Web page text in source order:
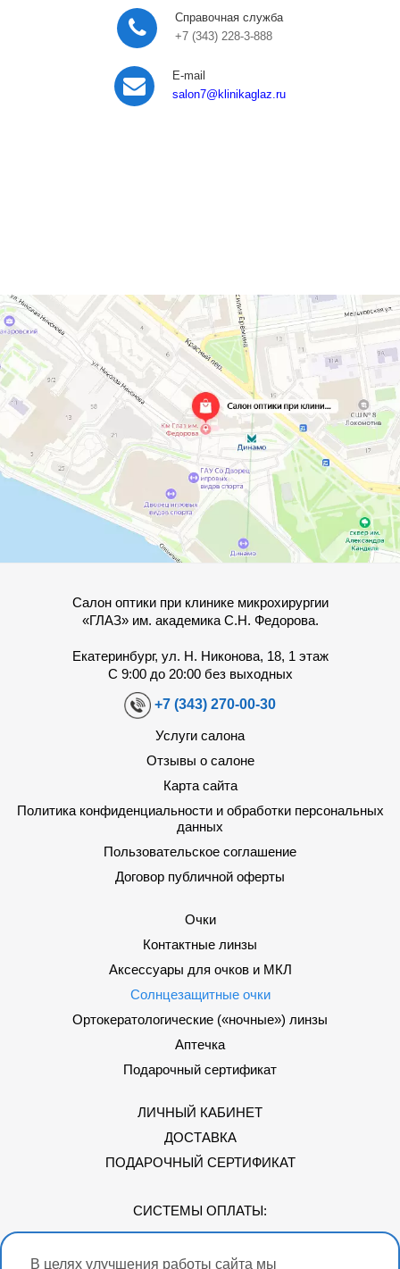
В целях улучшения работы сайта мы
Справочная служба
+7 (343) 228-3-888
E-mail
salon7@klinikaglaz.ru
Салон оптики при клинике микрохирургии
«ГЛАЗ» им. академика С.Н. Федорова.
Екатеринбург, ул. Н. Никонова, 18, 1 этаж
С 9:00 до 20:00 без выходных
+7 (343) 270-00-30
Услуги салона
Отзывы о салоне
Карта сайта
Политика конфиденциальности и обработки персональных
данных
Пользовательское соглашение
Договор публичной оферты
Очки
Контактные линзы
Аксессуары для очков и МКЛ
Солнцезащитные очки
Ортокератологические («ночные») линзы
Аптечка
Подарочный сертификат
ЛИЧНЫЙ КАБИНЕТ
ДОСТАВКА
ПОДАРОЧНЫЙ СЕРТИФИКАТ
СИСТЕМЫ ОПЛАТЫ: